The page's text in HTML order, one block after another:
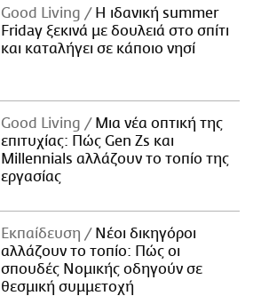
Good Living
Η ιδανική summer
Friday ξεκινά με δουλειά στο σπίτι
και καταλήγει σε κάποιο νησί
Good Living
Μια νέα οπτική της
επιτυχίας: Πώς Gen Zs και
Millennials αλλάζουν το τοπίο της
εργασίας
Εκπαίδευση
Νέοι δικηγόροι
αλλάζουν το τοπίο: Πώς οι
σπουδές Νομικής οδηγούν σε
θεσμική συμμετοχή